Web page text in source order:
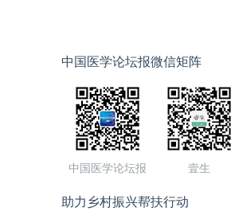
中国医学论坛报微信矩阵
中国医学论坛报 壹生
助力乡村振兴帮扶行动